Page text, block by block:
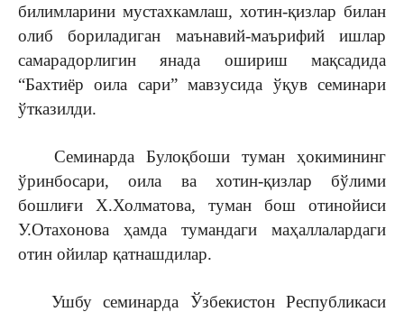
билимларини мустахкамлаш, хотин-қизлар билан
олиб бориладиган маънавий-маърифий ишлар
самарадорлигин янада ошириш мақсадида
“Бахтиёр оила сари” мавзусида ўқув семинари
ўтказилди.
Семинарда Булоқбоши туман ҳокимининг
ўринбосари, оила ва хотин-қизлар бўлими
бошлиғи Х.Холматова, туман бош отинойиси
У.Отахонова ҳамда тумандаги маҳаллалардаги
отин ойилар қатнашдилар.
Ушбу семинарда Ўзбекистон Республикаси